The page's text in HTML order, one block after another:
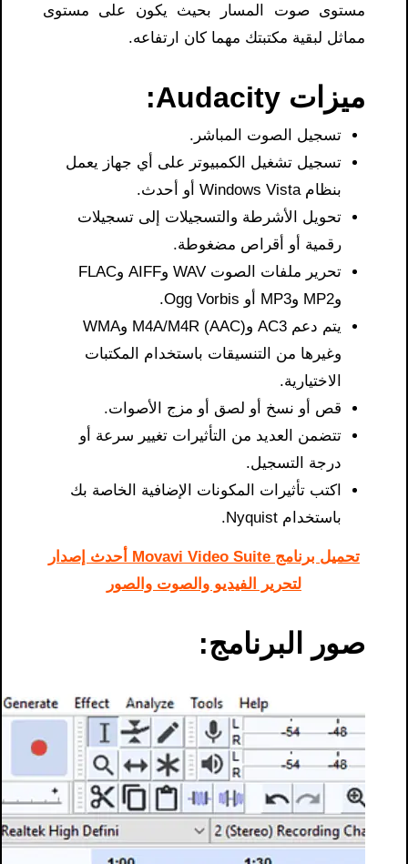
مستوى صوت المسار بحيث يكون على مستوى
مماثل لبقية مكتبتك مهما كان ارتفاعه.
ميزات Audacity:
تسجيل الصوت المباشر.
تسجيل تشغيل الكمبيوتر على أي جهاز يعمل
بنظام Windows Vista أو أحدث.
تحويل الأشرطة والتسجيلات إلى تسجيلات
رقمية أو أقراص مضغوطة.
تحرير ملفات الصوت WAV وAIFF وFLAC
وMP2 وMP3 أو Ogg Vorbis.
يتم دعم AC3 وM4A/M4R (AAC) وWMA
وغيرها من التنسيقات باستخدام المكتبات
الاختيارية.
قص أو نسخ أو لصق أو مزج الأصوات.
تتضمن العديد من التأثيرات تغيير سرعة أو
درجة التسجيل.
اكتب تأثيرات المكونات الإضافية الخاصة بك
باستخدام Nyquist.
تحميل برنامج Movavi Video Suite أحدث إصدار
لتحرير الفيديو والصوت والصور
صور البرنامج: